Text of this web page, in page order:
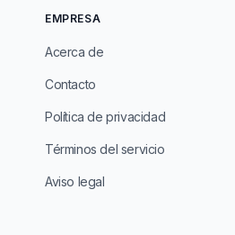
EMPRESA
Acerca de
Contacto
Política de privacidad
Términos del servicio
Aviso legal